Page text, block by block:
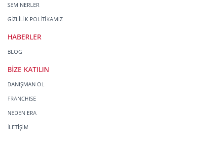
SEMİNERLER
GİZLİLİK POLİTİKAMIZ
HABERLER
BLOG
BİZE KATILIN
DANIŞMAN OL
FRANCHISE
NEDEN ERA
İLETİŞİM